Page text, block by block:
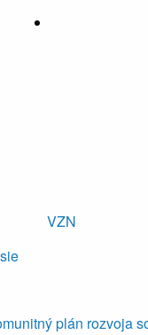
VZN
plán rozvoja